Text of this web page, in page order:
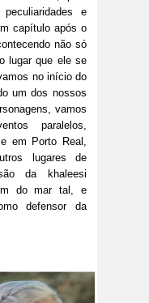
e
capítulo após o
não só
lugar que ele se
no início do
um dos nossos
vamos
paralelos,
em Porto Real,
lugares de
da khaleesi
do mar tal, e
defensor da